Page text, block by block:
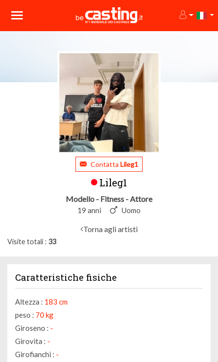
ContattaLileg1
Lileg1
Modello - Fitness - Attore
19 anni Uomo
Torna agli artisti
Visite totali 33
Caratteristiche fisiche
Altezza : 183 cm
peso : 70 kg
Giroseno : -
Girovita : -
Girofianchi : -